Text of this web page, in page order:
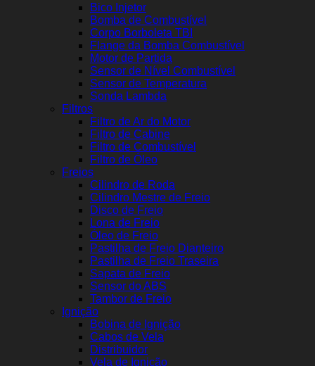
Bico Injetor
Bomba de Combustível
Corpo Borboleta TBI
Flange da Bomba Combustível
Motor de Partida
Sensor de Nível Combustível
Sensor de Temperatura
Sonda Lambda
Filtros
Filtro de Ar do Motor
Filtro de Cabine
Filtro de Combustível
Filtro de Óleo
Freios
Cilindro de Roda
Cilindro Mestre de Freio
Disco de Freio
Lona de Freio
Óleo de Freio
Pastilha de Freio Dianteiro
Pastilha de Freio Traseira
Sapata de Freio
Sensor do ABS
Tambor de Freio
Ignição
Bobina de Ignição
Cabos de Vela
Distribuidor
Vela de Ignição